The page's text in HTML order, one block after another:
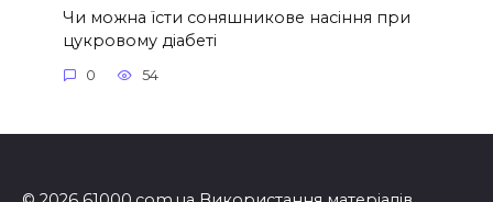
Чи можна їсти соняшникове насіння при
цукровому діабеті
0 54